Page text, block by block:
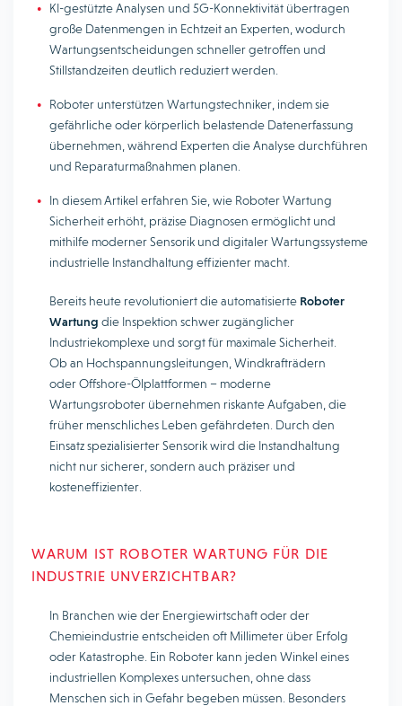
KI-gestützte Analysen und 5G-Konnektivität übertragen
große Datenmengen in Echtzeit an Experten, wodurch
Wartungsentscheidungen schneller getroffen und
Stillstandzeiten deutlich reduziert werden.
Roboter unterstützen Wartungstechniker, indem sie
gefährliche oder körperlich belastende Datenerfassung
übernehmen, während Experten die Analyse durchführen
und Reparaturmaßnahmen planen.
In diesem Artikel erfahren Sie, wie Roboter Wartung
Sicherheit erhöht, präzise Diagnosen ermöglicht und
mithilfe moderner Sensorik und digitaler Wartungssysteme
industrielle Instandhaltung effizienter macht.
Bereits heute revolutioniert die automatisierte Roboter
Wartung die Inspektion schwer zugänglicher
Industriekomplexe und sorgt für maximale Sicherheit.
Ob an Hochspannungsleitungen, Windkrafträdern
oder Offshore-Ölplattformen – moderne
Wartungsroboter übernehmen riskante Aufgaben, die
früher menschliches Leben gefährdeten. Durch den
Einsatz spezialisierter Sensorik wird die Instandhaltung
nicht nur sicherer, sondern auch präziser und
kosteneffizienter.
WARUM IST ROBOTER WARTUNG FÜR DIE
INDUSTRIE UNVERZICHTBAR?
In Branchen wie der Energiewirtschaft oder der
Chemieindustrie entscheiden oft Millimeter über Erfolg
oder Katastrophe. Ein Roboter kann jeden Winkel eines
industriellen Komplexes untersuchen, ohne dass
Menschen sich in Gefahr begeben müssen. Besonders